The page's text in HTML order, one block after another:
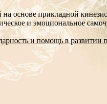
основе прикладной
и эмоциональное
и помощь в развитии